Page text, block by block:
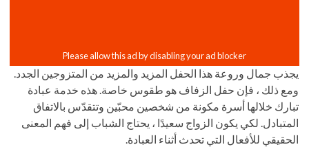
يجذب جمال وروعة هذا الحفل المزيد والمزيد من المتزوجين الجدد.
ومع ذلك ، فإن حفل الزفاف هو طقوس خاصة. هذه خدمة عبادة
تبارك خلالها أسرة مكونة من شخصين محبّين وتتقدّس بالاتفاق
المتبادل. لكي يكون الزواج سعيدًا ، يحتاج الشباب إلى فهم المعنى
الحقيقي للأفعال التي تحدث أثناء العبادة.